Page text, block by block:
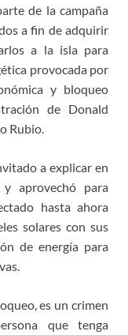
de la campaña
a fin de adquirir
a la isla para
provocada por
y bloqueo
de Donald
Rubio.
a explicar en
aprovechó para
hasta ahora
solares con sus
de energía para
es un crimen
que tenga